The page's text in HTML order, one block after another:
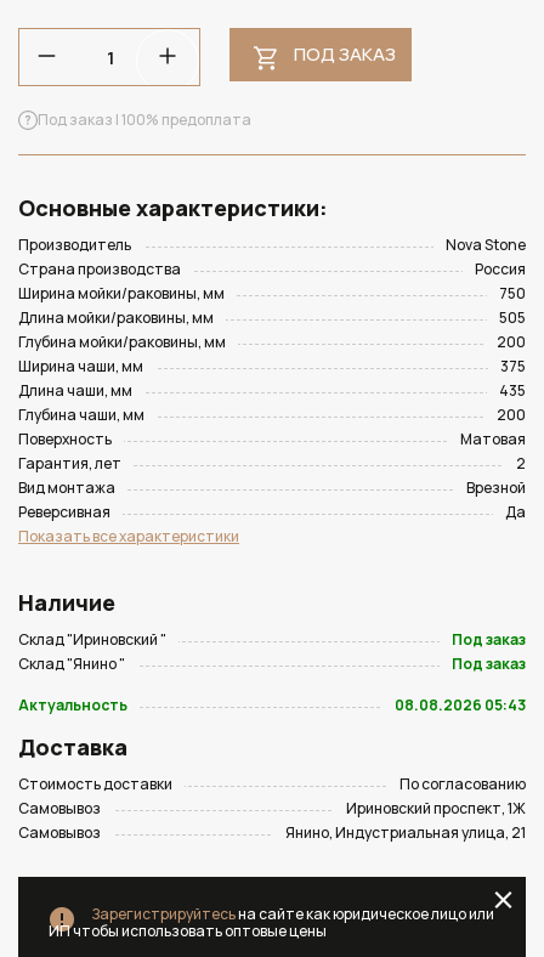
ПОД ЗАКАЗ
Под заказ | 100% предоплата
Основные характеристики:
Производитель
Nova Stone
Страна производства
Россия
Ширина мойки/раковины, мм
750
Длина мойки/раковины, мм
505
Глубина мойки/раковины, мм
200
Ширина чаши, мм
375
Длина чаши, мм
435
Глубина чаши, мм
200
Поверхность
Матовая
Гарантия, лет
2
Вид монтажа
Врезной
Реверсивная
Да
Показать все характеристики
Наличие
Склад "Ириновский "
Под заказ
Склад "Янино "
Под заказ
Актуальность
08.08.2026 05:43
Доставка
Стоимость доставки
По согласованию
Самовывоз
Ириновский проспект, 1Ж
Самовывоз
Янино, Индустриальная улица, 21
Зарегистрируйтесьна сайте как юридическое лицо или
ИП чтобы использовать оптовые цены